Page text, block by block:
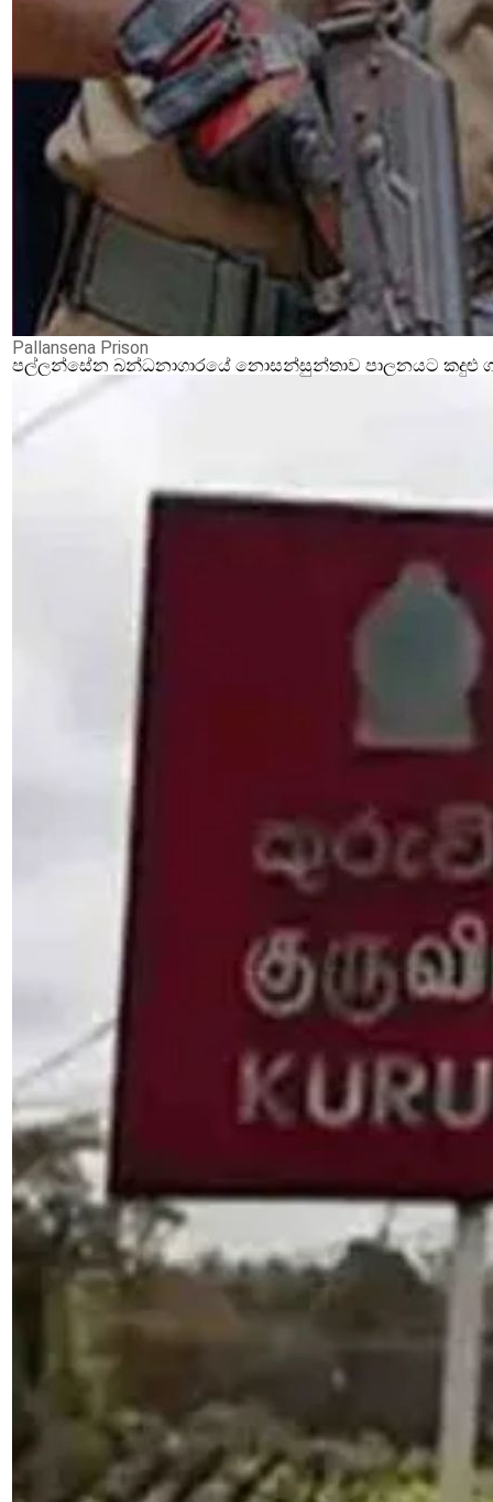
Pallansena Prison
පල්ලන්සේන බන්ධනාගාරයේ නොසන්සුන්තාව පාලනයට කදුළු